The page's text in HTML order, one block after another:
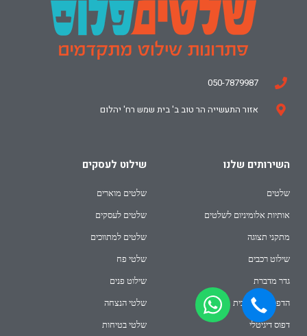
050-7879987
אזור התעשייה הר טוב ב' בית שמש רח' יהלום
השירותים שלנו
שלטים
אותיות אלומיניום לשלטים
מתקני תצוגה
שילוט רכבים
גדר מדברת
הדפסה על זכוכית
דפוס דיגיטלי
שילוט לעסקים
שלטים מוארים
שלטים לעסקים
שלטים למתווכים
שלטי פח
שילוט פנים
שלטי הנצחה
שלטי בטיחות